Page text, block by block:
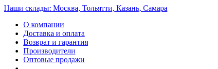
Наши склады: Москва, Тольятти, Казань, Самара
О компании
Доставка и оплата
Возврат и гарантия
Производители
Оптовые продажи